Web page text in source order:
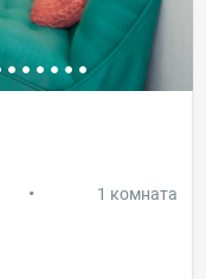
• 1 комната